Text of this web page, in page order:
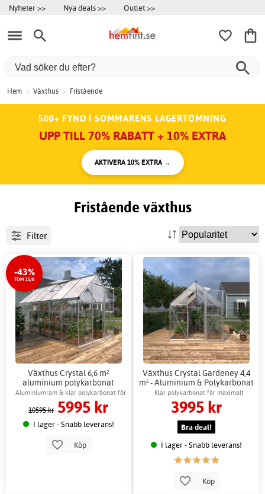
Nyheter >> Nya deals >> Outlet >>
Hem > Växthus > Fristående
500+ FYND I SOMMARENS LAGERTÖMNING
UPP TILL 70% RABATT + 10% EXTRA
AKTIVERA 10% EXTRA →
Fristående växthus
Filter
-43%
TOM 15/8
Växthus Crystal 6,6 m²
aluminium polykarbonat
Gardeney + Växthusbord
Aluminiumram & klar polykarbonat för
ljus miljö
10595 kr 5995 kr
I lager - Snabb leverans!
Köp
Växthus Crystal Gardeney 4,4
m² - Aluminium & Polykarbonat
Klar polykarbonat för maximalt
ljusinsläpp
3995 kr
Bra deal!
I lager - Snabb leverans!
Köp